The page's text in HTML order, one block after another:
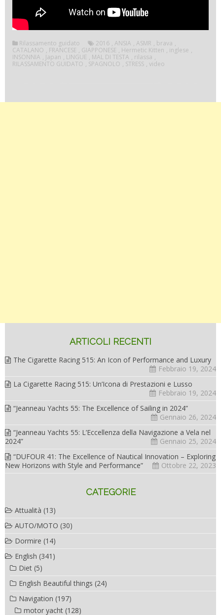
Rilassamento guidato 2016 , ANSIA , ASMR , brava ,
CATALANO , FRANCESE , GIAPPONESE , Hermetic Kitten , inglese ,
INSONNIA , Japan , LINGUE , MAL DI TESTA , rilassa ,
RILASSAMENTO GUIDATO , SPAGNOLO , STRESS , video
ARTICOLI RECENTI
The Cigarette Racing 515: An Icon of Performance and Luxury
Febbraio 19, 2024
La Cigarette Racing 515: Un’Icona di Prestazioni e Lusso
Febbraio 19, 2024
“Jeanneau Yachts 55: The Excellence of Sailing in 2024”
Gennaio 26, 2024
“Jeanneau Yachts 55: L’Eccellenza della Navigazione a Vela nel
2024”
Gennaio 25, 2024
“DUFOUR 41: The Excellence of Nautical Innovation – Exploring
New Horizons with Style and Performance”
Ottobre 22, 2023
CATEGORIE
Attualità (13)
AUTO/MOTO (30)
Dormire (14)
English (341)
Diet (5)
English Beautiful things (24)
Navigation (197)
motor yacht (128)